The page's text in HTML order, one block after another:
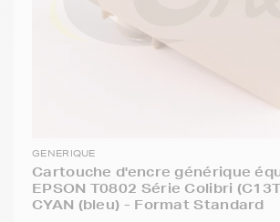
GENERIQUE
Cartouche d'encre générique
EPSON T0802 Série Colibri
CYAN (bleu) - Format Standard